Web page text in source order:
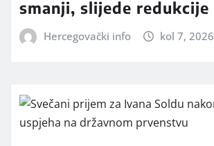
smanji, slijede redukcije
Hercegovački info kol 7, 2026